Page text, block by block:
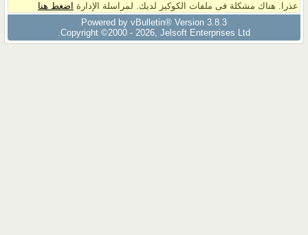
عذرا. هناك مشكلة فى ملفات الكوكيز لديك. لمراسلة الإدارة اضغط هنا
Powered by vBulletin® Version 3.8.3
Copyright ©2000 - 2026, Jelsoft Enterprises Ltd.